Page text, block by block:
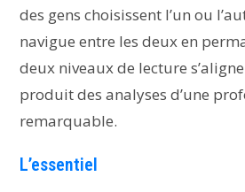
des gens choisissent l’un ou
navigue entre les deux en
deux niveaux de lecture
produit des analyses d’une
remarquable.
L’essentiel